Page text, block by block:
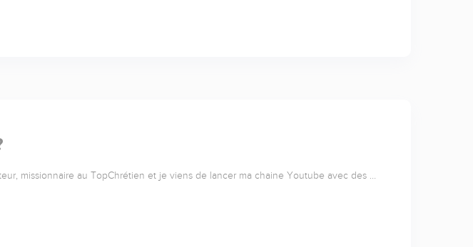
missionnaire au TopChrétien et je viens de lancer ma chaine Youtube avec des …